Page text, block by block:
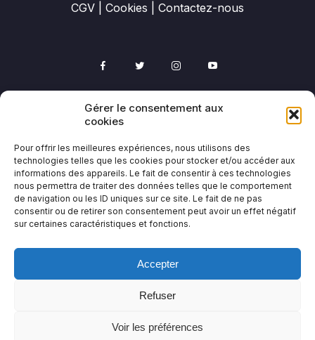
Gérer le consentement aux
cookies
Pour offrir les meilleures expériences, nous utilisons des
technologies telles que les cookies pour stocker et/ou accéder aux
informations des appareils. Le fait de consentir à ces technologies
nous permettra de traiter des données telles que le comportement
de navigation ou les ID uniques sur ce site. Le fait de ne pas
consentir ou de retirer son consentement peut avoir un effet négatif
sur certaines caractéristiques et fonctions.
Accepter
Refuser
Voir les préférences
CGV Cookies Contactez-nous
Ne rate pas la prochaine formation
Entre ton email pour être prévenu des lancements
et des promotions sur les formations d'EliteProfit
Trading :